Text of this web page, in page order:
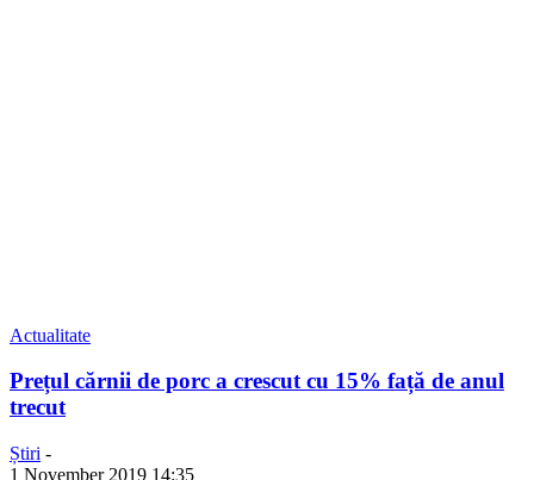
Actualitate
Prețul cărnii de porc a crescut cu 15% față de anul
trecut
Știri -
1 November 2019 14:35